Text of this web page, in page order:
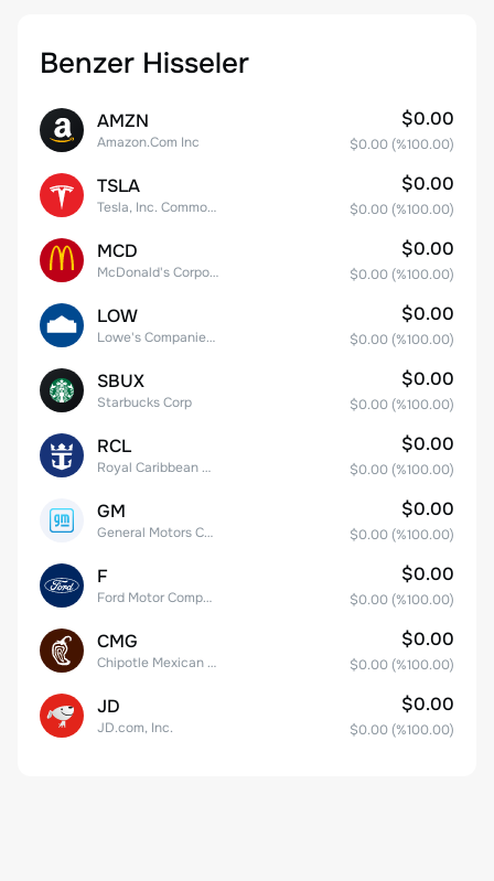
Benzer Hisseler
AMZN
Amazon.Com Inc
$0.00
$0.00 (%100.00)
TSLA
Tesla, Inc. Common Stock
$0.00
$0.00 (%100.00)
MCD
McDonald's Corporation
$0.00
$0.00 (%100.00)
LOW
Lowe's Companies Inc.
$0.00
$0.00 (%100.00)
SBUX
Starbucks Corp
$0.00
$0.00 (%100.00)
RCL
Royal Caribbean Group
$0.00
$0.00 (%100.00)
GM
General Motors Company
$0.00
$0.00 (%100.00)
F
Ford Motor Company
$0.00
$0.00 (%100.00)
CMG
Chipotle Mexican Grill, Inc.
$0.00
$0.00 (%100.00)
JD
JD.com, Inc.
$0.00
$0.00 (%100.00)